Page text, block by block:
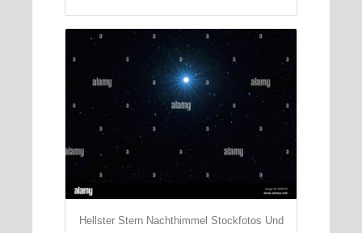
Hellster Stern Nachthimmel Stockfotos Und